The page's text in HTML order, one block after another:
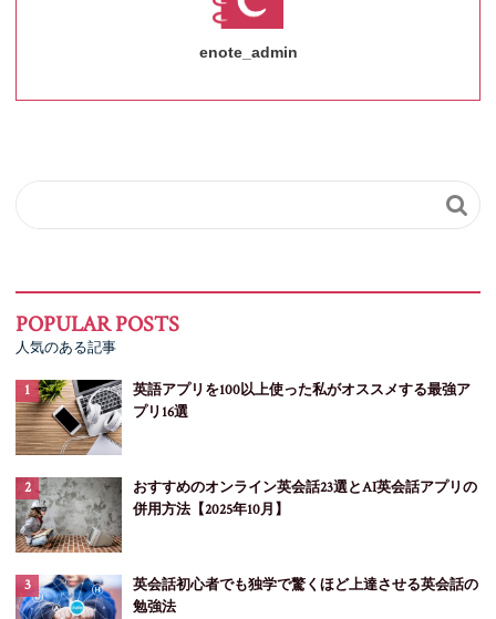
enote_admin

人気のある記事
英語アプリを100以上使った私がオススメする最強ア
プリ16選
おすすめのオンライン英会話23選とAI英会話アプリの
併用方法【2025年10月】
英会話初心者でも独学で驚くほど上達させる英会話の
勉強法